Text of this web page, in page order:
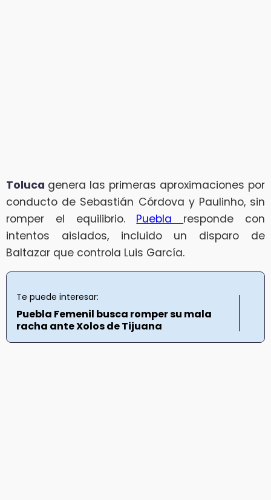
Toluca genera las primeras aproximaciones por
conducto de Sebastián Córdova y Paulinho, sin
romper el equilibrio. Puebla responde con
intentos aislados, incluido un disparo de
Baltazar que controla Luis García.
Te puede interesar:
Puebla Femenil busca romper su mala
racha ante Xolos de Tijuana